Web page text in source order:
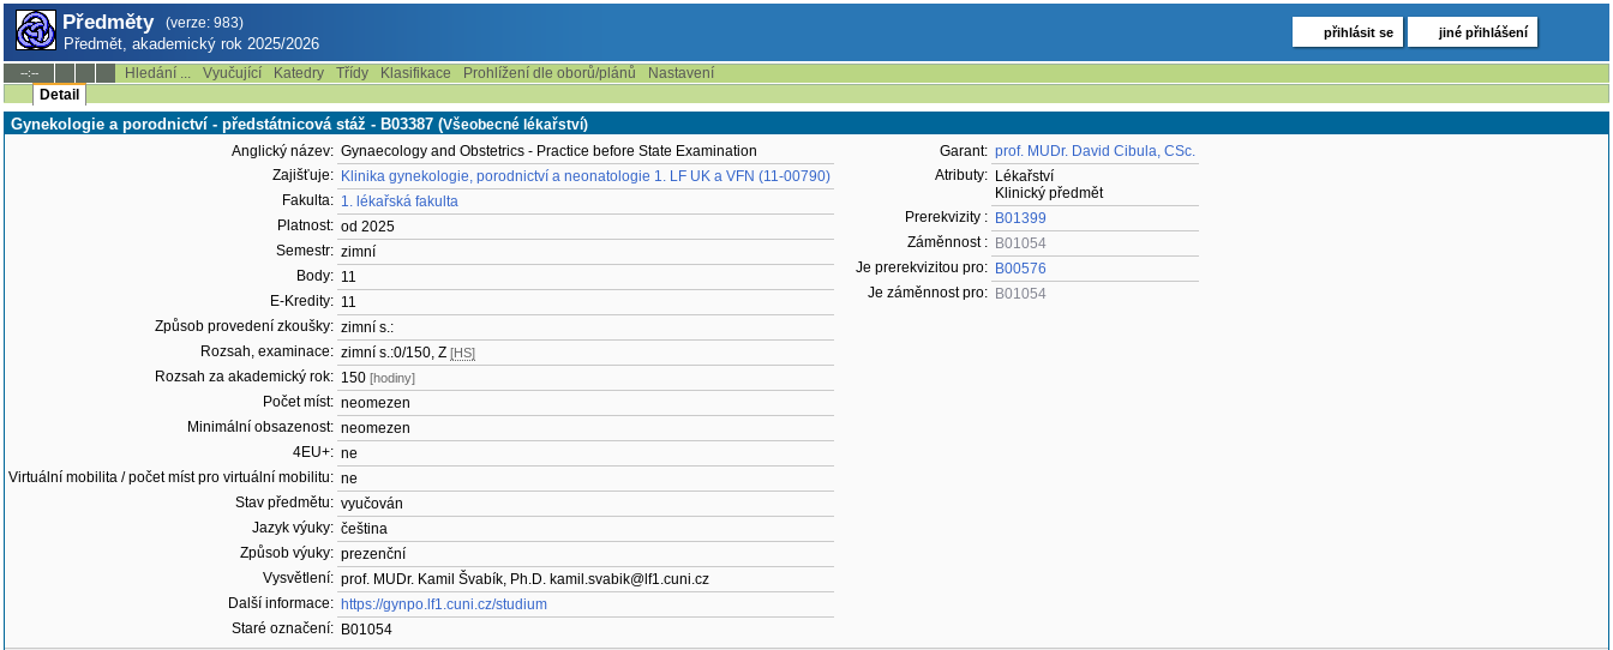
Předměty (verze: 983)
Předmět, akademický rok 2025/2026
přihlásit se jiné přihlášení
--:-- Hledání ... Vyučující Katedry Třídy Klasifikace Prohlížení dle oborů/plánů
Nastavení
Detail
Gynekologie a porodnictví - předstátnicová stáž - B03387 (Všeobecné lékařství)
Anglický název: Gynaecology and Obstetrics - Practice before State Examination
Zajišťuje: Klinika gynekologie, porodnictví a neonatologie 1. LF UK a VFN (11-00790)
Fakulta: 1. lékařská fakulta
Platnost: od 2025
Semestr: zimní
Body: 11
E-Kredity: 11
Způsob provedení zkoušky: zimní s.:
Rozsah, examinace: zimní s.:0/150, Z [HS]
Rozsah za akademický rok: 150 [hodiny]
Počet míst: neomezen
Minimální obsazenost: neomezen
4EU+: ne
Virtuální mobilita / počet míst pro virtuální mobilitu: ne
Stav předmětu: vyučován
Jazyk výuky: čeština
Způsob výuky: prezenční
Vysvětlení: prof. MUDr. Kamil Švabík, Ph.D. kamil.svabik@lf1.cuni.cz
Další informace: https://gynpo.lf1.cuni.cz/studium
Staré označení: B01054
Garant: prof. MUDr. David Cibula, CSc.
Atributy: Lékařství
Klinický předmět
Prerekvizity : B01399
Záměnnost : B01054
Je prerekvizitou pro: B00576
Je záměnnost pro: B01054